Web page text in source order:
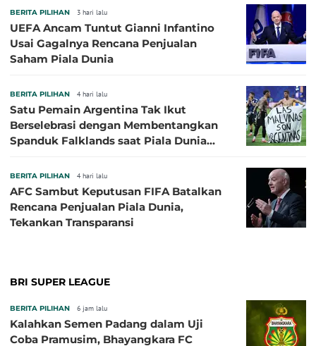
BERITA PILIHAN 3 hari lalu
UEFA Ancam Tuntut Gianni Infantino
Usai Gagalnya Rencana Penjualan
Saham Piala Dunia
BERITA PILIHAN 4 hari lalu
Satu Pemain Argentina Tak Ikut
Berselebrasi dengan Membentangkan
Spanduk Falklands saat Piala Dunia
BERITA PILIHAN 4 hari lalu
AFC Sambut Keputusan FIFA Batalkan
Rencana Penjualan Piala Dunia,
Tekankan Transparansi
BRI SUPER LEAGUE
BERITA PILIHAN 6 jam lalu
Kalahkan Semen Padang dalam Uji
Coba Pramusim, Bhayangkara FC